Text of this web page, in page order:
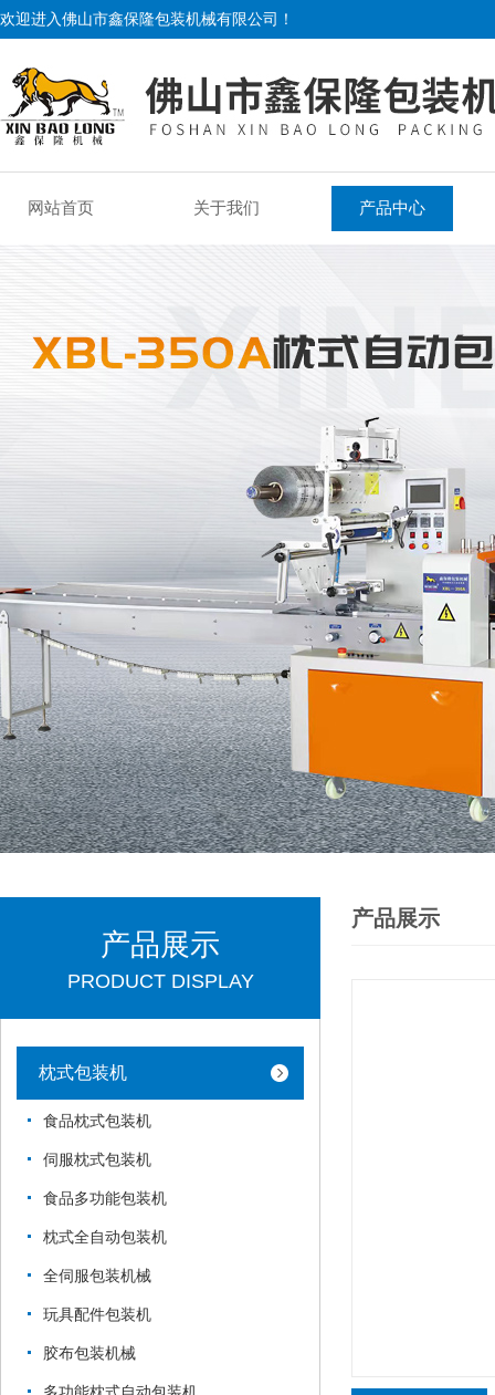
欢迎进入佛山市鑫保隆包装机械有限公司！
网站首页 关于我们 产品中心
产品展示
PRODUCT DISPLAY
枕式包装机
食品枕式包装机
伺服枕式包装机
食品多功能包装机
枕式全自动包装机
全伺服包装机械
玩具配件包装机
胶布包装机械
产品展示